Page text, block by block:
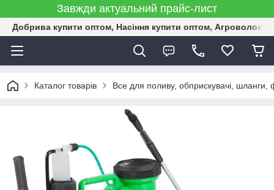
Завжди актуальний прайс-лист
Добрива купити оптом, Насіння купити оптом,
Каталог товарів Все для поливу, обприскувачі, шланги,